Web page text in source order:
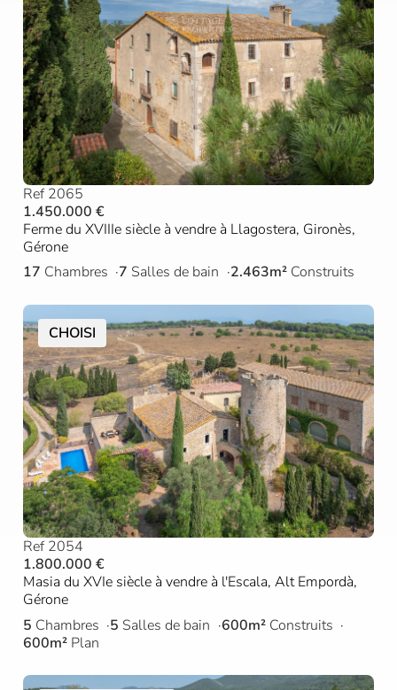
Ref 2065
1.450.000 €
Ferme du XVIIIe siècle à vendre à Llagostera, Gironès,
Gérone
17 Chambres 7 Salles de bain 2.463m² Construits
CHOISI
Ref 2054
1.800.000 €
Masia du XVIe siècle à vendre à l'Escala, Alt Empordà,
Gérone
5 Chambres 5 Salles de bain 600m² Construits
600m² Plan